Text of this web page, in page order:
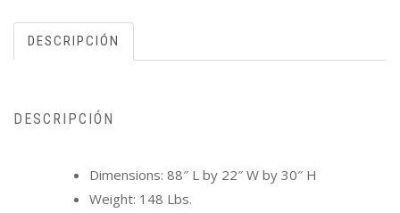
DESCRIPCIÓN
DESCRIPCIÓN
Dimensions: 88″ L by 22″ W by 30″ H
Weight: 148 Lbs.